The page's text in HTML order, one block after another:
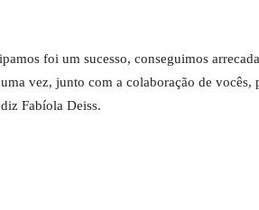
foi um sucesso, conseguimos
vez, junto com a colaboração de
Fabíola Deiss.